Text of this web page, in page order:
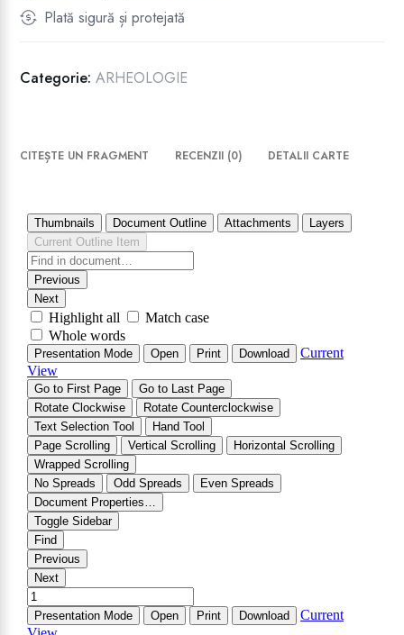
Plată sigură și protejată
Categorie: ARHEOLOGIE
CITEȘTE UN FRAGMENT RECENZII (0) DETALII CARTE